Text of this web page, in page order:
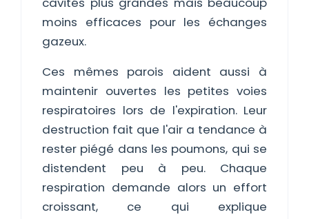
moins efficaces pour les échanges
gazeux.
Ces mêmes parois aident aussi à
maintenir ouvertes les petites voies
respiratoires lors de l'expiration. Leur
destruction fait que l'air a tendance à
rester piégé dans les poumons, qui se
distendent peu à peu. Chaque
respiration demande alors un effort
croissant, ce qui explique